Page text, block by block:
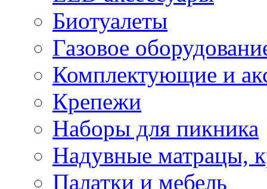
Биотуалеты
Газовое
Комплектующие и
Крепежи
Наборы для пикника
Надувные матрацы,
Палатки и мебель